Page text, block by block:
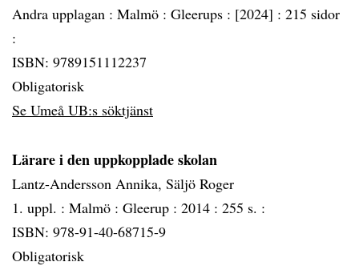
Andra upplagan : Malmö : Gleerups : [2024] : 215 sidor
:
ISBN: 9789151112237
Obligatorisk
Se Umeå UB:s söktjänst
Lärare i den uppkopplade skolan
Lantz-Andersson Annika, Säljö Roger
1. uppl. : Malmö : Gleerup : 2014 : 255 s. :
ISBN: 978-91-40-68715-9
Obligatorisk